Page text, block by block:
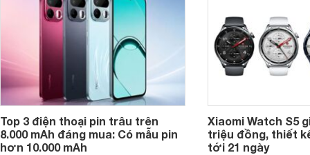
Top 3 điện thoại pin trâu trên
8.000 mAh đáng mua: Có mẫu pin
hơn 10.000 mAh
Xiaomi Watch S5
triệu đồng, thiết
tới 21 ngày